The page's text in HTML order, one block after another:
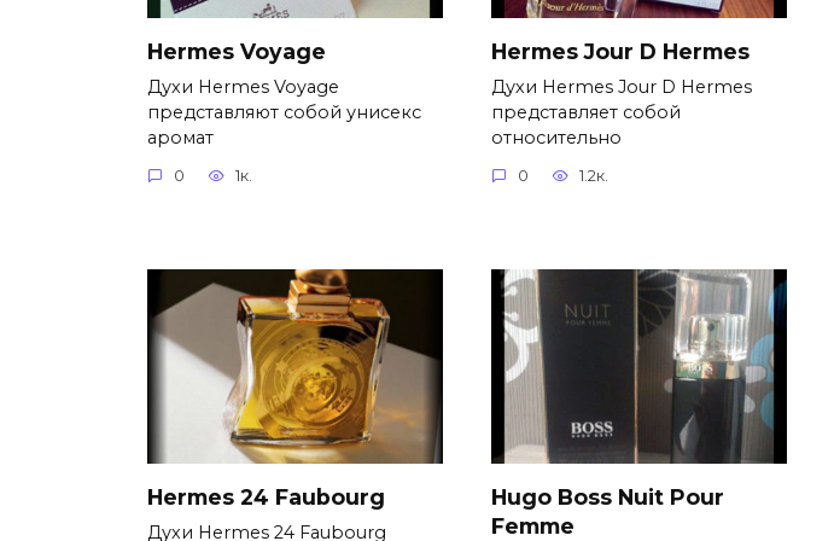
Hermes Voyage
Духи Hermes Voyage
представляют собой унисекс
аромат
0 1к.
Hermes Jour D Hermes
Духи Hermes Jour D Hermes
представляет собой
относительно
0 1.2к.
Hermes 24 Faubourg
Духи Hermes 24 Faubourg
Hugo Boss Nuit Pour
Femme